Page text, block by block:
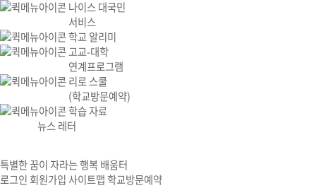
나이스 대국민
서비스
학교 알리미
고교-대학
연계프로그램
리로 스쿨
(학교방문예약)
학습 자료
뉴스 레터
특별한 꿈이 자라는 행복 배움터
로그인 회원가입사이트맵학교방문예약